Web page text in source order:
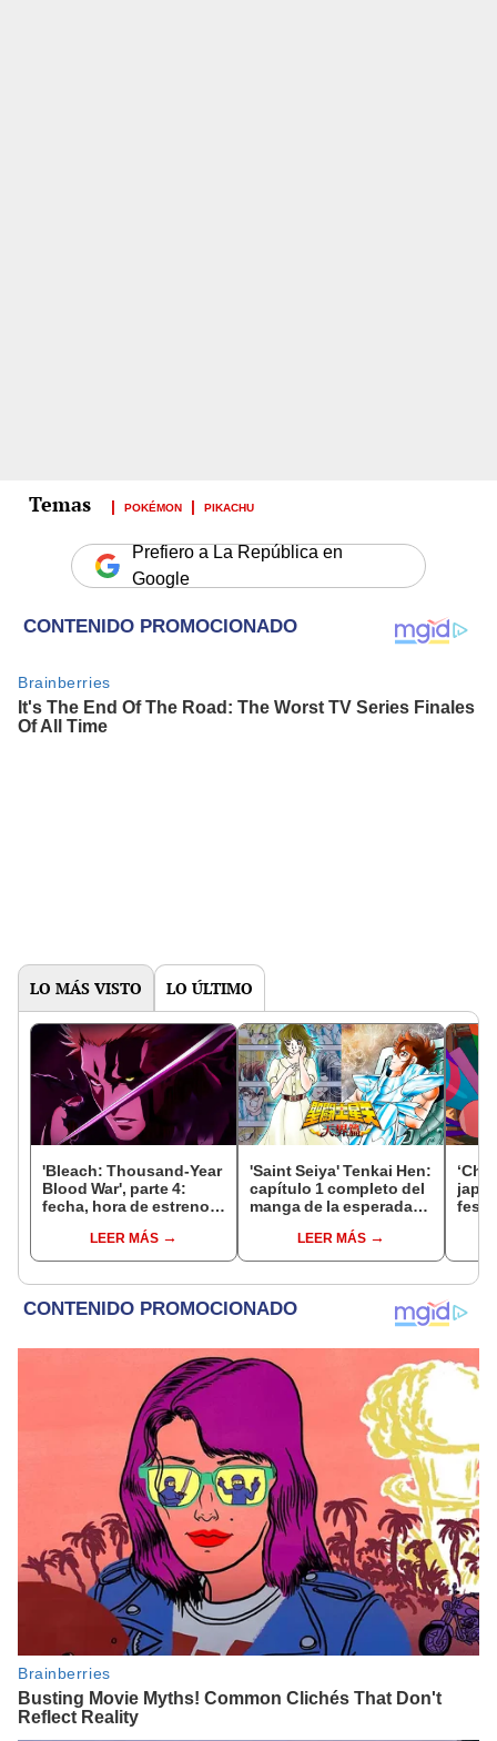
POKÉMON PIKACHU
Prefiero a La República en
Google
LO MÁS VISTO LO ÚLTIMO
'Bleach: Thousand-Year
Blood War', parte 4:
fecha, hora de estreno,
final del anime
LEER MÁS
'Saint Seiya' Tenkai Hen:
capítulo 1 completo del
manga de la esperada
LEER MÁS